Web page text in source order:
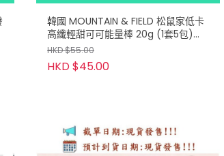
韓國 MOUNTAIN & FIELD 松鼠家低卡
高纖輕甜可可能量棒 20g (1套5包)
(只限批發會員下單)
HKD $55.00
HKD $45.00